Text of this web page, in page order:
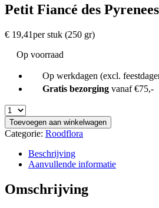
Petit Fiancé des Pyrenees
€ 19,41per stuk (250 gr)
Op voorraad
Op werkdagen (excl.
Gratis bezorging vanaf €75,-
Toevoegen aan winkelwagen
Categorie: Roodflora
Beschrijving
Aanvullende informatie
Omschrijving